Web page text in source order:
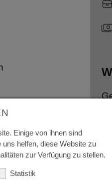
Waren
Einige von ihnen sind
helfen, diese Website zu
zur Verfügung zu stellen.
Statistik